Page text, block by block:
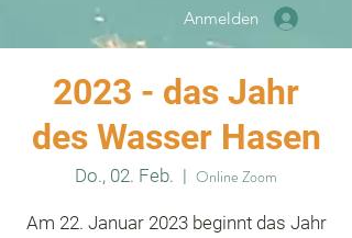
Anmelden
2023 - das Jahr
des Wasser Hasen
Do., 02. Feb.
  |
Online Zoom
Am 22. Januar 2023 beginnt das Jahr